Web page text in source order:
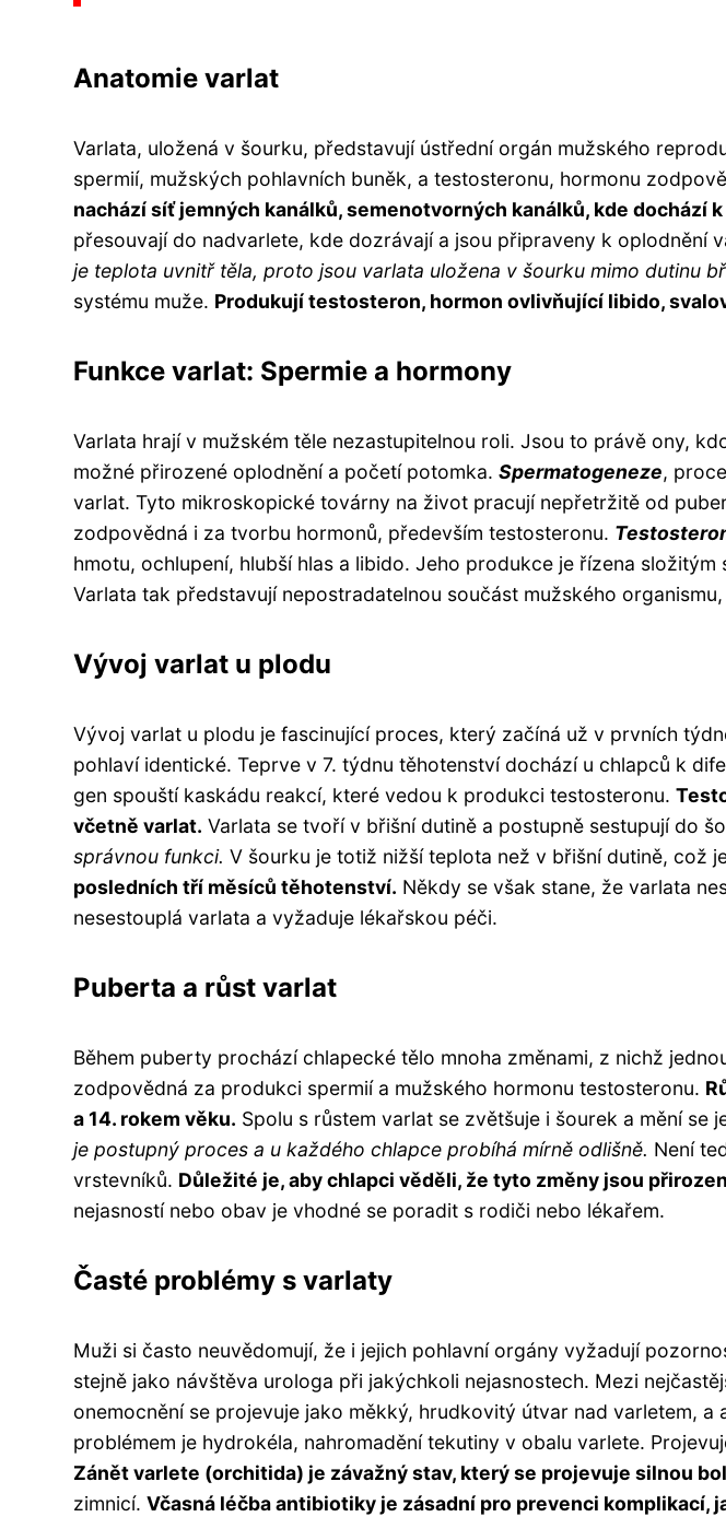
Anatomie varlat
Varlata, uložená v šourku, představují ústřední orgán mužského
spermií, mužských pohlavních buněk, a testosteronu, hormonu
nachází síť jemných kanálků, semenotvorných kanálků, kde dochází
přesouvají do nadvarlete, kde dozrávají a jsou připraveny k oplodnění
je teplota uvnitř těla, proto jsou varlata uložena v šourku mimo dutinu
systému muže. Produkují testosteron, hormon ovlivňující libido,
Funkce varlat: Spermie a hormony
Varlata hrají v mužském těle nezastupitelnou roli. Jsou to právě ony,
možné přirozené oplodnění a početí potomka. Spermatogeneze,
varlat. Tyto mikroskopické továrny na život pracují nepřetržitě od
zodpovědná i za tvorbu hormonů, především testosteronu.
hmotu, ochlupení, hlubší hlas a libido. Jeho produkce je řízena
Varlata tak představují nepostradatelnou součást mužského
Vývoj varlat u plodu
Vývoj varlat u plodu je fascinující proces, který začíná už v prvních
pohlaví identické. Teprve v 7. týdnu těhotenství dochází u chlapců k
gen spouští kaskádu reakcí, které vedou k produkci testosteronu.
včetně varlat. Varlata se tvoří v břišní dutině a postupně sestupují do
správnou funkci. V šourku je totiž nižší teplota než v břišní dutině, což
posledních tří měsíců těhotenství. Někdy se však stane, že varlata
nesestouplá varlata a vyžaduje lékařskou péči.
Puberta a růst varlat
Během puberty prochází chlapecké tělo mnoha změnami, z nichž
zodpovědná za produkci spermií a mužského hormonu testosteronu.
a 14. rokem věku. Spolu s růstem varlat se zvětšuje i šourek a mění se
je postupný proces a u každého chlapce probíhá mírně odlišně. Není
vrstevníků. Důležité je, aby chlapci věděli, že tyto změny jsou
nejasností nebo obav je vhodné se poradit s rodiči nebo lékařem.
Časté problémy s varlaty
Muži si často neuvědomují, že i jejich pohlavní orgány vyžadují
stejně jako návštěva urologa při jakýchkoli nejasnostech. Mezi
onemocnění se projevuje jako měkký, hrudkovitý útvar nad varletem,
problémem je hydrokéla, nahromadění tekutiny v obalu varlete.
Zánět varlete (orchitida) je závažný stav, který se projevuje silnou
zimnicí. Včasná léčba antibiotiky je zásadní pro prevenci komplikací,